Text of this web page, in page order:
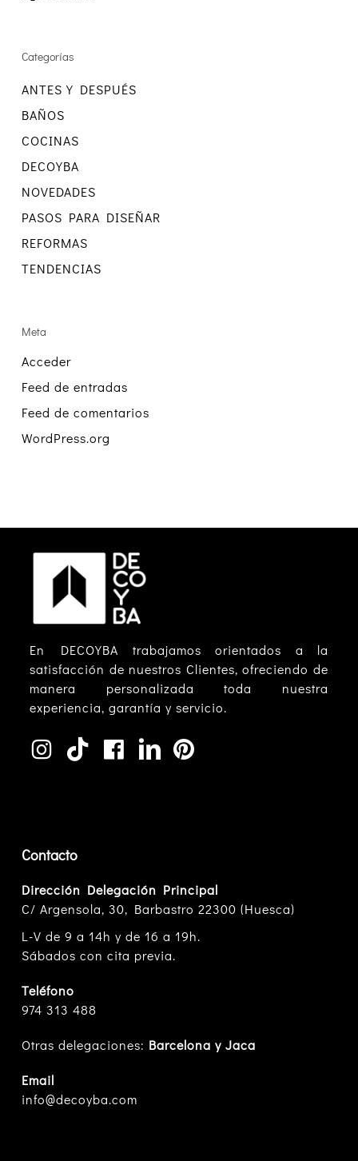
Categorías
ANTES Y DESPUÉS
BAÑOS
COCINAS
DECOYBA
NOVEDADES
PASOS PARA DISEÑAR
REFORMAS
TENDENCIAS
Meta
Acceder
Feed de entradas
Feed de comentarios
WordPress.org
En DECOYBA trabajamos orientados a la
satisfacción de nuestros Clientes, ofreciendo de
manera personalizada toda nuestra
experiencia, garantía y servicio.
Contacto
Dirección Delegación Principal
C/ Argensola, 30, Barbastro 22300 (Huesca)
L-V de 9 a 14h y de 16 a 19h.
Sábados con cita previa.
Teléfono
974 313 488
Otras delegaciones: Barcelona y Jaca
Email
info@decoyba.com